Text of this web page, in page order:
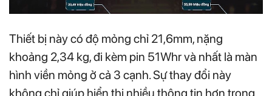
Thiết bị này có độ mỏng chỉ 21,6mm, nặng
khoảng 2,34 kg, đi kèm pin 51Whr và nhất là màn
hình viền mỏng ở cả 3 cạnh. Sự thay đổi này
không chỉ giúp hiển thị nhiều thông tin hơn trong